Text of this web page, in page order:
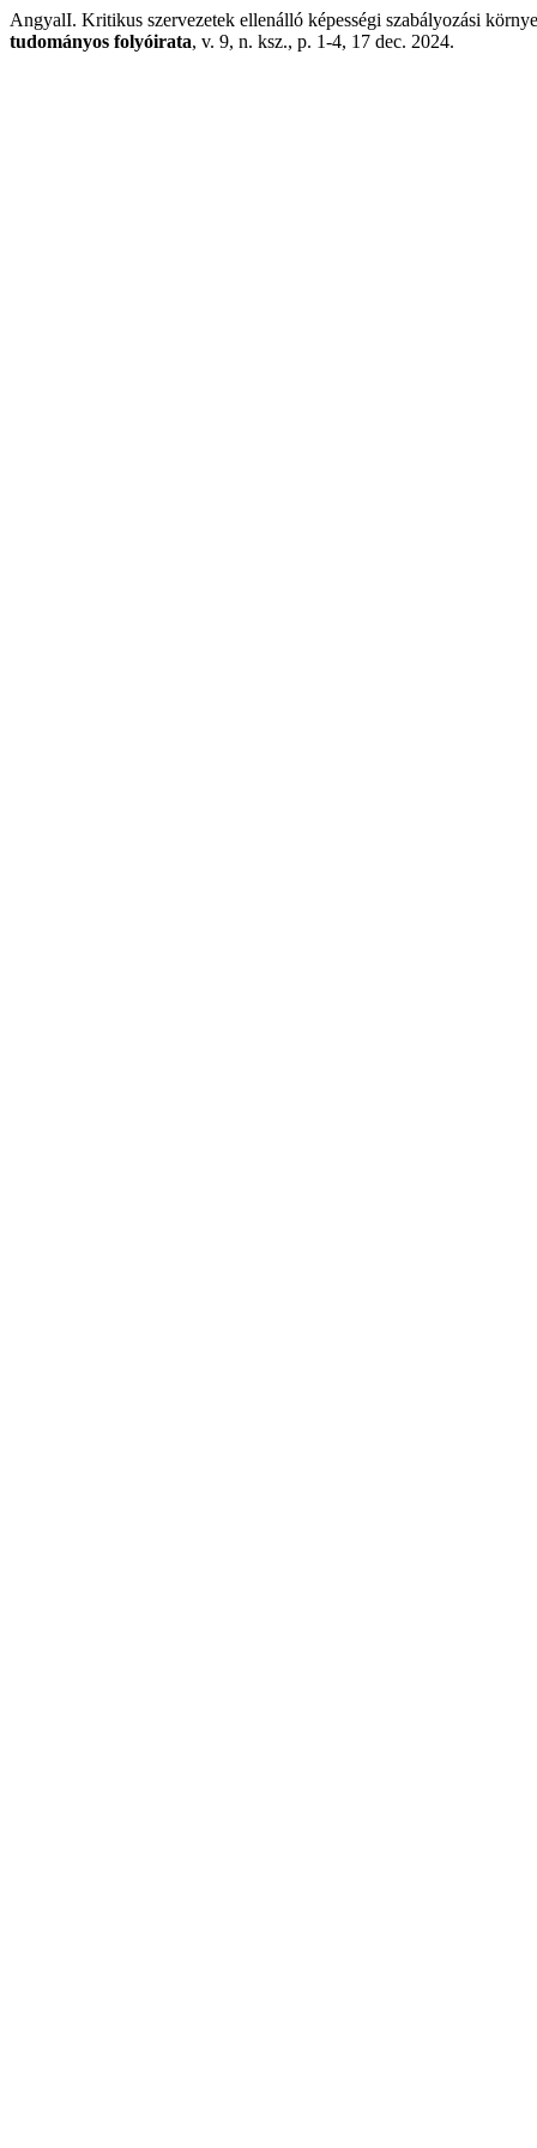
AngyalI. Kritikus szervezetek ellenálló képességi szabályozási
tudományos folyóirata, v. 9, n. ksz., p. 1-4, 17 dec. 2024.